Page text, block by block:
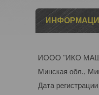
ИООО "ИКО
Минская обл.,
Дата